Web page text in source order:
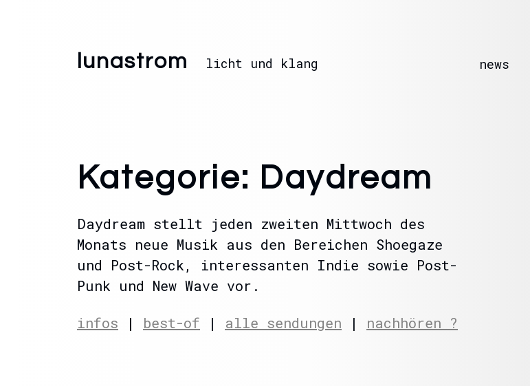
lunastrom licht und klang news
Kategorie: Daydream
Daydream stellt jeden zweiten Mittwoch des
Monats neue Musik aus den Bereichen Shoegaze
und Post-Rock, interessanten Indie sowie Post-
Punk und New Wave vor.
infos | best-of | alle sendungen | nachhören ?